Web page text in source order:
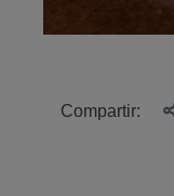
Compartir: